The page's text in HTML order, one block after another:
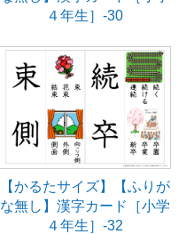
４年生］-30
【かるたサイズ】【ふりが
な無し】漢字カード［小学
４年生］-32